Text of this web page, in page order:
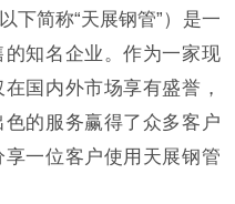
下简称“天展钢管”）是一
知名企业。作为一家现
国内外市场享有盛誉，
的服务赢得了众多客户
一位客户使用天展钢管